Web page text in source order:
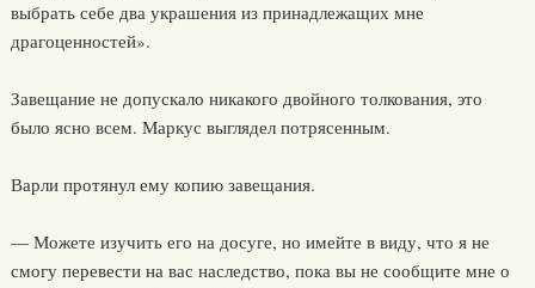
выбрать себе два украшения из принадлежащих мне
драгоценностей».
Завещание не допускало никакого двойного толкования, это
было ясно всем. Маркус выглядел потрясенным.
Варли протянул ему копию завещания.
— Можете изучить его на досуге, но имейте в виду, что я не
смогу перевести на вас наследство, пока вы не сообщите мне о